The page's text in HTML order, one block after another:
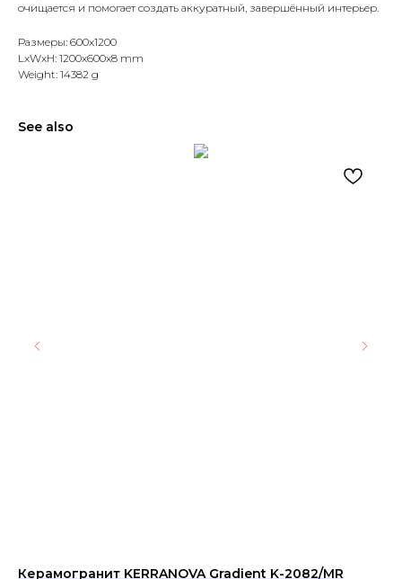
очищается и помогает создать аккуратный, завершённый интерьер.
Размеры: 600x1200
LxWxH: 1200x600x8 mm
Weight: 14382 g
See also
Керамогранит KERRANOVA Gradient K-2082/MR